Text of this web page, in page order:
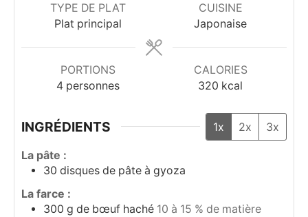
TYPE DE PLAT
Plat principal
CUISINE
Japonaise
PORTIONS
4 personnes
CALORIES
320 kcal
INGRÉDIENTS 1x 2x 3x
La pâte :
30 disques de pâte à gyoza
La farce :
300 g de bœuf haché 10 à 15 % de matière